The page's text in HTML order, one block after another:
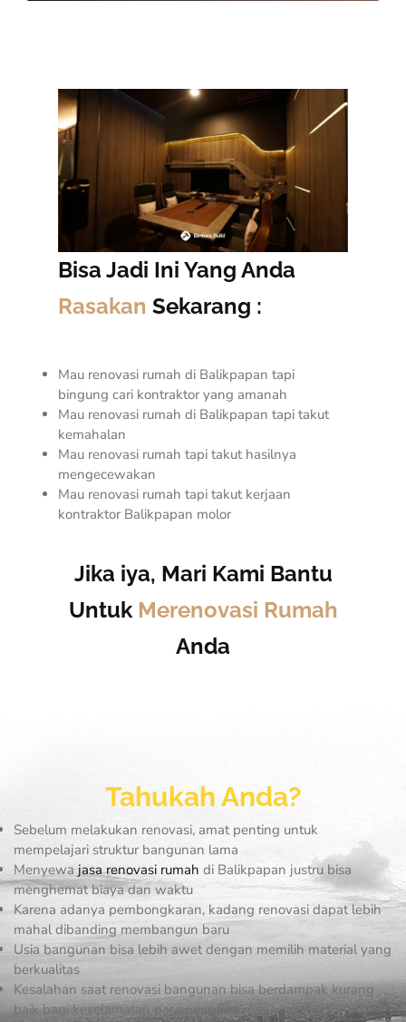
Bisa Jadi Ini Yang Anda
Rasakan Sekarang :
Mau renovasi rumah di Balikpapan tapi
bingung cari kontraktor yang amanah
Mau renovasi rumah di Balikpapan tapi takut
kemahalan
Mau renovasi rumah tapi takut hasilnya
mengecewakan
Mau renovasi rumah tapi takut kerjaan
kontraktor Balikpapan molor
Jika iya, Mari Kami Bantu
Untuk Merenovasi Rumah
Anda
Tahukah Anda?
Sebelum melakukan renovasi, amat penting untuk
mempelajari struktur bangunan lama
Menyewa jasa renovasi rumah di Balikpapan justru bisa
menghemat biaya dan waktu
Karena adanya pembongkaran, kadang renovasi dapat lebih
mahal dibanding membangun baru
Usia bangunan bisa lebih awet dengan memilih material yang
berkualitas
Kesalahan saat renovasi bangunan bisa berdampak kurang
baik bagi keselamatan para penghuninya